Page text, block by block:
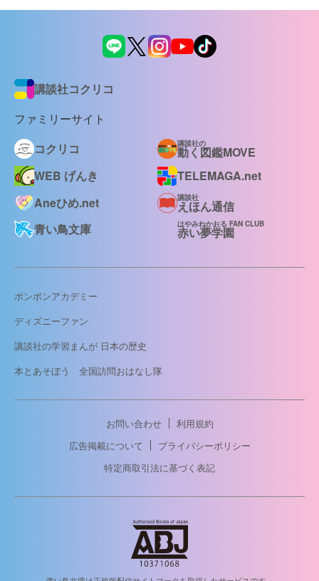
講談社コクリコ
ファミリーサイト
コクリコ
講談社の
動く図鑑MOVE
WEB げんき
TELEMAGA.net
Aneひめ.net
講談社
えほん通信
青い鳥文庫
はやみねかおる FAN CLUB
赤い夢学園
ボンボンアカデミー
ディズニーファン
講談社の学習まんが 日本の歴史
本とあそぼう 全国訪問おはなし隊
お問い合わせ
利用規約
広告掲載について
プライバシーポリシー
特定商取引法に基づく表記